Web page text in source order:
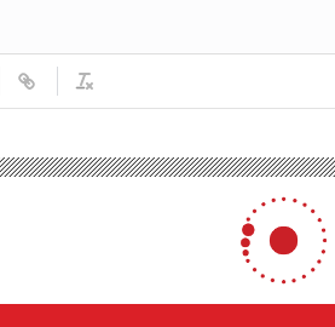
İngiliz takımına karşı zaferini anlatan film
takımına